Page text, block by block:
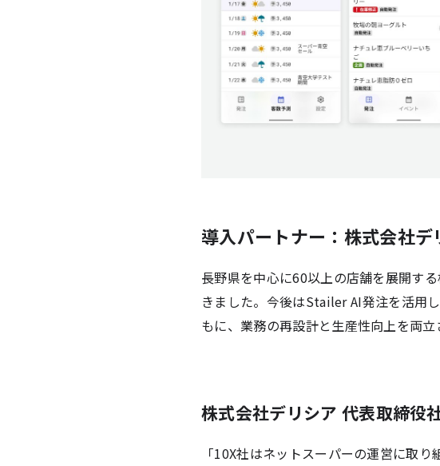
導入パートナー：株式会社デ
長野県を中心に60以上の店舗を展開す
きました。今後はStailer AI発注を活用
もに、業務の再設計と生産性向上を両
株式会社デリシア 代表取締役
「10X社はネットスーパーの運営に取